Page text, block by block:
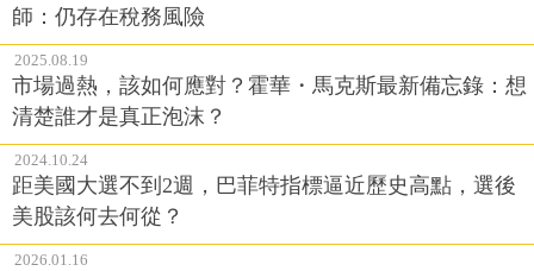
師：仍存在稅務風險
2025.08.19
市場過熱，該如何應對？霍華・馬克斯最新備忘錄：想
清楚誰才是真正泡沫？
2024.10.24
距美國大選不到2週，巴菲特指標逼近歷史高點，選後
美股該何去何從？
2026.01.16